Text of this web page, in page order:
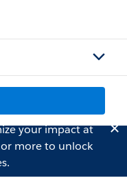
your impact at
more to unlock